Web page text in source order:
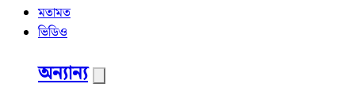
মতামত
ভিডিও
অন্যান্য